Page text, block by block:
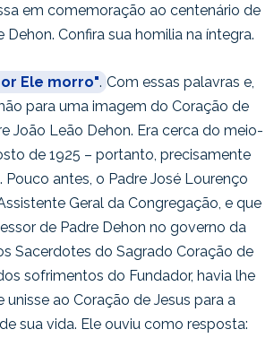
em comemoração ao centenário de
Dehon. Confira sua homilia na íntegra.
Ele morro". Com essas palavras e,
para uma imagem do Coração de
João Leão Dehon. Era cerca do meio-
de 1925 – portanto, precisamente
Pouco antes, o Padre José Lourenço
Geral da Congregação, e que
de Padre Dehon no governo da
Sacerdotes do Sagrado Coração de
sofrimentos do Fundador, havia lhe
unisse ao Coração de Jesus para a
sua vida. Ele ouviu como resposta: